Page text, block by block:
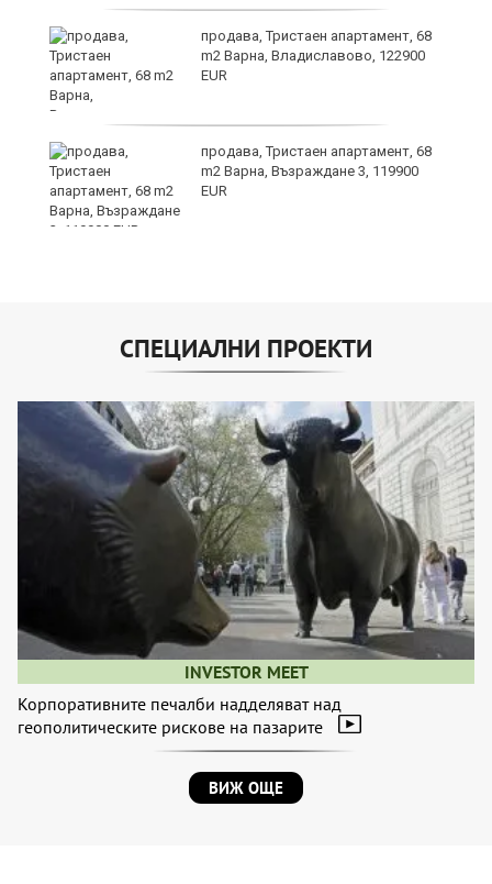
продава, Тристаен апартамент, 68
m2 Варна, Владиславово, 122900
EUR
продава, Тристаен апартамент, 68
m2 Варна, Възраждане 3, 119900
EUR
СПЕЦИАЛНИ ПРОЕКТИ
INVESTOR MEET
Корпоративните печалби надделяват над
геополитическите рискове на пазарите
ВИЖ ОЩЕ